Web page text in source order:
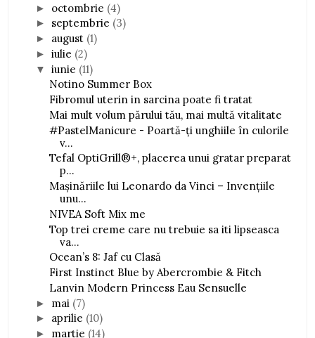
► octombrie (4)
► septembrie (3)
► august (1)
►iulie (2)
▼iunie (11)
Notino Summer Box
Fibromul uterin in sarcina poate fi tratat
Mai mult volum părului tău, mai multă vitalitate
#PastelManicure - Poartă-ți unghiile în culorile
v...
Tefal OptiGrill®+, placerea unui gratar preparat
p...
Mașinăriile lui Leonardo da Vinci – Invențiile
unu...
NIVEA Soft Mix me
Top trei creme care nu trebuie sa iti lipseasca
va...
Ocean’s 8: Jaf cu Clasă
First Instinct Blue by Abercrombie & Fitch
Lanvin Modern Princess Eau Sensuelle
► mai (7)
► aprilie (10)
► martie (14)